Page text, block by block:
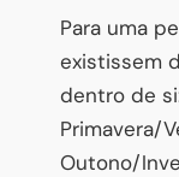
Para uma
existissem
dentro de
Primavera/
Outono/